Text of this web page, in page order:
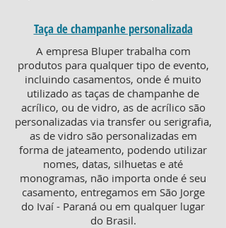
Taça de champanhe personalizada
A empresa Bluper trabalha com
produtos para qualquer tipo de evento,
incluindo casamentos, onde é muito
utilizado as taças de champanhe de
acrílico, ou de vidro, as de acrílico são
personalizadas via transfer ou serigrafia,
as de vidro são personalizadas em
forma de jateamento, podendo utilizar
nomes, datas, silhuetas e até
monogramas, não importa onde é seu
casamento, entregamos em São Jorge
do Ivaí - Paraná ou em qualquer lugar
do Brasil.